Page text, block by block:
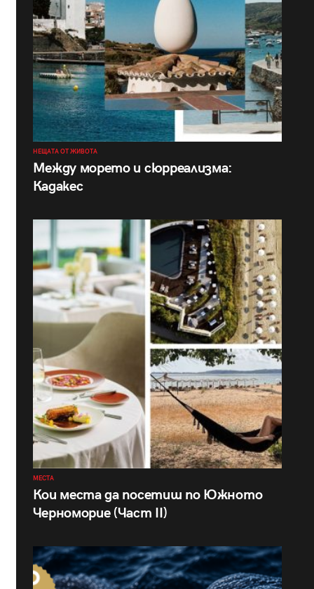
НЕЩАТА ОТ ЖИВОТА
Между морето и сюрреализма:
Кадакес
МЕСТА
Кои места да посетиш по Южното
Черноморие (Част II)